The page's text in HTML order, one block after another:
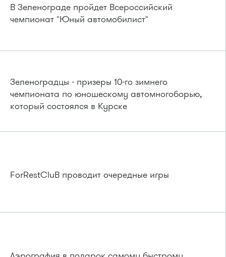
В Зеленограде пройдет Всероссийский
чемпионат "Юный автомобилист"
Зеленоградцы - призеры 10-го зимнего
чемпионата по юношескому автомногоборью,
который состоялся в Курске
ForRestCluB проводит очередные игры